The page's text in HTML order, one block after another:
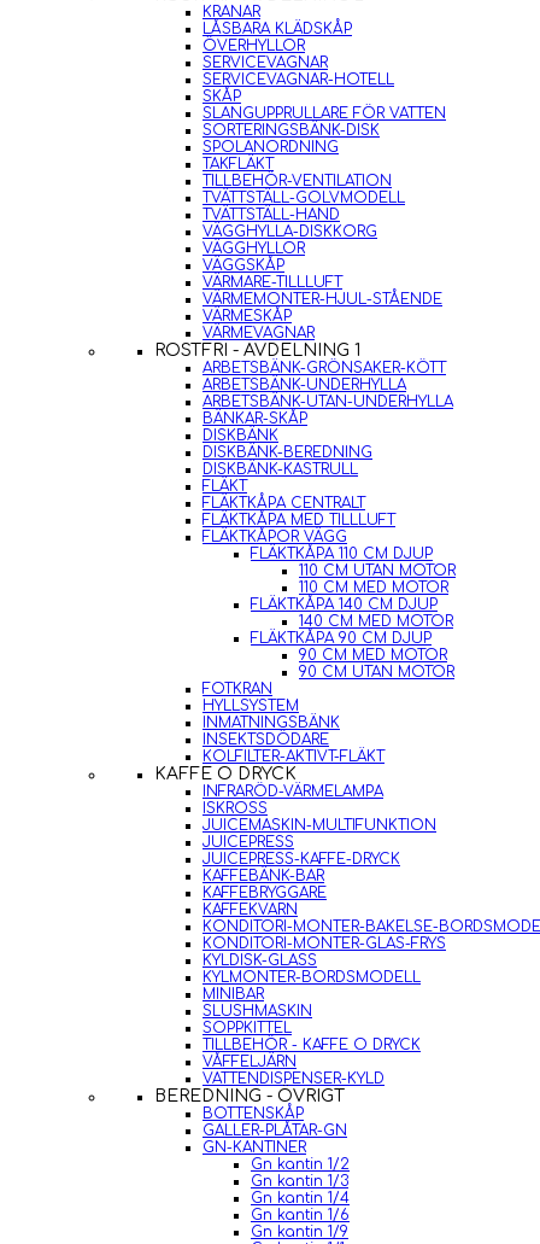
KRANAR
LÅSBARA KLÄDSKÅP
ÖVERHYLLOR
SERVICEVAGNAR
SERVICEVAGNAR-HOTELL
SKÅP
SLANGUPPRULLARE FÖR VATTEN
SORTERINGSBÄNK-DISK
SPOLANORDNING
TAKFLÄKT
TILLBEHÖR-VENTILATION
TVÄTTSTÄLL-GOLVMODELL
TVÄTTSTÄLL-HAND
VÄGGHYLLA-DISKKORG
VÄGGHYLLOR
VÄGGSKÅP
VÄRMARE-TILLLUFT
VÄRMEMONTER-HJUL-STÅENDE
VÄRMESKÅP
VÄRMEVAGNAR
ROSTFRI - AVDELNING 1
ARBETSBÄNK-GRÖNSAKER-KÖTT
ARBETSBÄNK-UNDERHYLLA
ARBETSBÄNK-UTAN-UNDERHYLLA
BÄNKAR-SKÅP
DISKBÄNK
DISKBÄNK-BEREDNING
DISKBÄNK-KASTRULL
FLÄKT
FLÄKTKÅPA CENTRALT
FLÄKTKÅPA MED TILLLUFT
FLÄKTKÅPOR VÄGG
FLÄKTKÅPA 110 CM DJUP
110 CM UTAN MOTOR
110 CM MED MOTOR
FLÄKTKÅPA 140 CM DJUP
140 CM MED MOTOR
FLÄKTKÅPA 90 CM DJUP
90 CM MED MOTOR
90 CM UTAN MOTOR
FOTKRAN
HYLLSYSTEM
INMATNINGSBÄNK
INSEKTSDÖDARE
KOLFILTER-AKTIVT-FLÄKT
KAFFE O DRYCK
INFRARÖD-VÄRMELAMPA
ISKROSS
JUICEMASKIN-MULTIFUNKTION
JUICEPRESS
JUICEPRESS-KAFFE-DRYCK
KAFFEBÄNK-BAR
KAFFEBRYGGARE
KAFFEKVARN
KONDITORI-MONTER-BAKELSE-
KONDITORI-MONTER-GLAS-FRYS
KYLDISK-GLASS
KYLMONTER-BORDSMODELL
MINIBAR
SLUSHMASKIN
SOPPKITTEL
TILLBEHÖR - KAFFE O DRYCK
VÅFFELJÄRN
VATTENDISPENSER-KYLD
BEREDNING - ÖVRIGT
BOTTENSKÅP
GALLER-PLÅTAR-GN
GN-KANTINER
Gn kantin 1/2
Gn kantin 1/3
Gn kantin 1/4
Gn kantin 1/6
Gn kantin 1/9